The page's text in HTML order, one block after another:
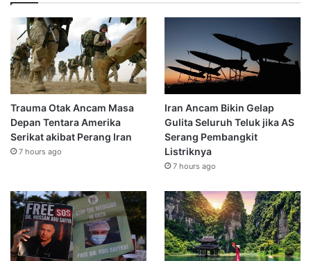
Trauma Otak Ancam Masa
Depan Tentara Amerika
Serikat akibat Perang Iran
7 hours ago
Iran Ancam Bikin Gelap
Gulita Seluruh Teluk jika AS
Serang Pembangkit
Listriknya
7 hours ago